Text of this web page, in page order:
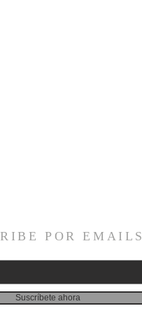
POR EMAILS
Suscríbete ahora